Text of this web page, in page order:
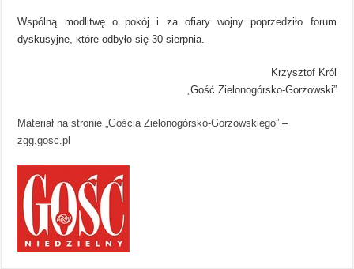
Wspólną modlitwę o pokój i za ofiary wojny poprzedziło forum
dyskusyjne, które odbyło się 30 sierpnia.
Krzysztof Król
„Gość Zielonogórsko-Gorzowski”
Materiał na stronie „Gościa Zielonogórsko-Gorzowskiego” –
zgg.gosc.pl